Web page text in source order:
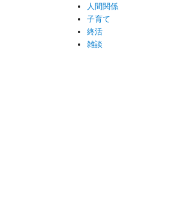
人間関係
子育て
終活
雑談